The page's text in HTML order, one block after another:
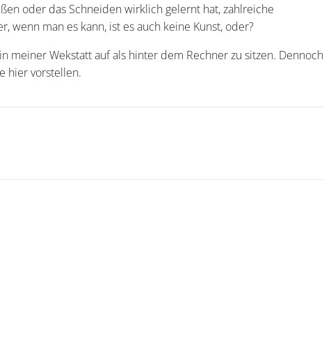
oder das Schneiden wirklich gelernt hat, zahlreiche
an meinen Stücken erkennen. Aber, wenn man es kann, ist es auch keine Kunst, oder?
Wekstatt auf als hinter dem Rechner zu sitzen. Dennoch
hier vorstellen.